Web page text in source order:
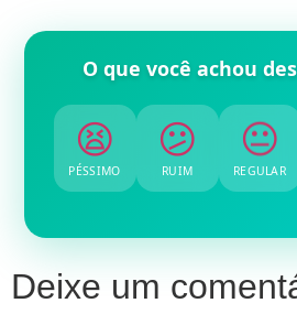
O que você achou
😫
PÉSSIMO
😕
RUIM
😐
REGULAR
Deixe um